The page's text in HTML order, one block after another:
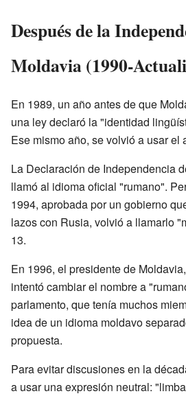
Después de la
Moldavia (1990-
En 1989, un año antes de que
una ley declaró la "identidad
Ese mismo año, se volvió a usar el
La Declaración de Independencia
llamó al idioma oficial "rumano".
1994, aprobada por un gobierno
lazos con Rusia, volvió a llamarlo
13.
En 1996, el presidente de Moldavia,
intentó cambiar el nombre a
parlamento, que tenía muchos
idea de un idioma moldavo
propuesta.
Para evitar discusiones en la
a usar una expresión neutral: